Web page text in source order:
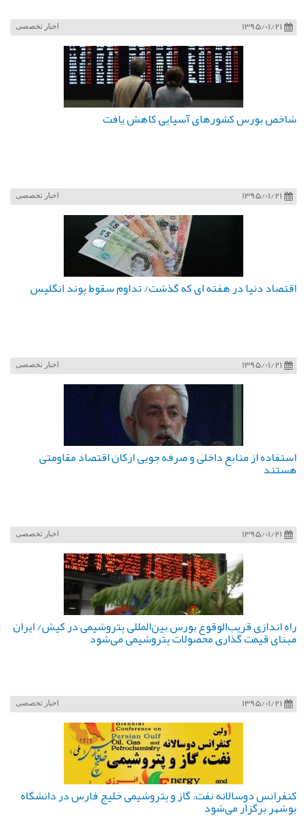
1395/01/21 اخبار تخصصی
شاخص بورس کشورهای آسیایی کاهش یافت
1395/01/21 اخبار تخصصی
اقتصاد دنیا در هفته ای که گذشت/ تداوم سقوط پوند انگلیس
1395/01/21 اخبار تخصصی
استفاده از منابع داخلی و صرفه جویی ارکان اقتصاد مقاومتی
هستند
1395/01/21 اخبار تخصصی
راه اندازی قریب‌الوقوع بورس بین‌المللی پتروشیمی در کیش/ ایران
مبنای قیمت گذاری محصولات پتروشیمی می‌شود
1395/01/21 اخبار تخصصی
کنفرانس دوسالانه نفت، گاز و پتروشیمی خلیج فارس در دانشگاه
بوشهر برگزار می‌شود